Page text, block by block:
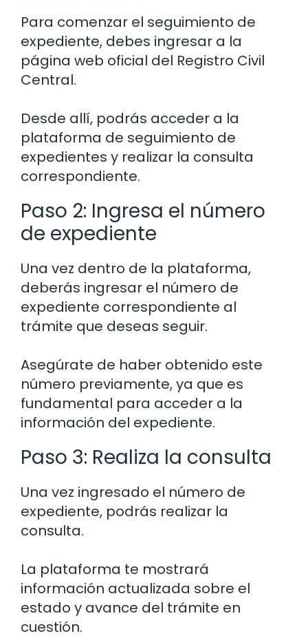
Para comenzar el seguimiento de
expediente, debes ingresar a la
página web oficial del Registro Civil
Central.
Desde allí, podrás acceder a la
plataforma de seguimiento de
expedientes y realizar la consulta
correspondiente.
Paso 2: Ingresa el número
de expediente
Una vez dentro de la plataforma,
deberás ingresar el número de
expediente correspondiente al
trámite que deseas seguir.
Asegúrate de haber obtenido este
número previamente, ya que es
fundamental para acceder a la
información del expediente.
Paso 3: Realiza la consulta
Una vez ingresado el número de
expediente, podrás realizar la
consulta.
La plataforma te mostrará
información actualizada sobre el
estado y avance del trámite en
cuestión.